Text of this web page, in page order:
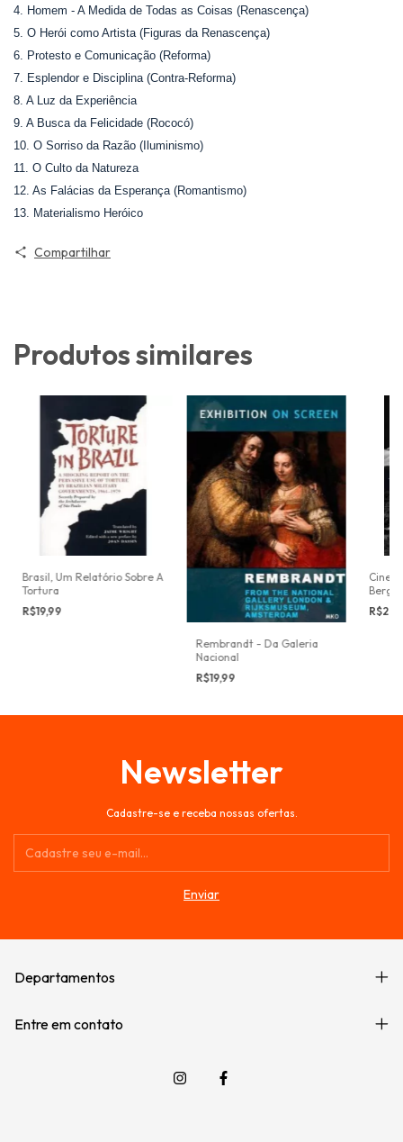
4. Homem - A Medida de Todas as Coisas (Renascença)
5. O Herói como Artista (Figuras da Renascença)
6. Protesto e Comunicação (Reforma)
7. Esplendor e Disciplina (Contra-Reforma)
8. A Luz da Experiência
9. A Busca da Felicidade (Rococó)
10. O Sorriso da Razão (Iluminismo)
11. O Culto da Natureza
12. As Falácias da Esperança (Romantismo)
13. Materialismo Heróico
Compartilhar
Produtos similares
Brasil, Um Relatório Sobre A
Tortura
R$19,99
Rembrandt - Da Galeria
Nacional
R$19,99
Newsletter
Cadastre-se e receba nossas ofertas.
Departamentos
Entre em contato